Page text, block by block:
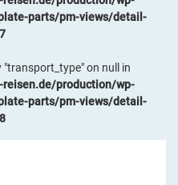
parts/pm-views/detail-
on null in
production/wp-
parts/pm-views/detail-